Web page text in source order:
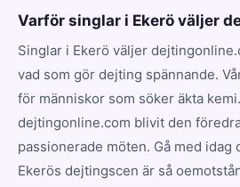
Varför singlar i Ekerö väljer
Singlar i Ekerö väljer
vad som gör dejting spännande.
för människor som söker äkta
dejtingonline.com blivit den
passionerade möten. Gå med idag
Ekerös dejtingscen är så